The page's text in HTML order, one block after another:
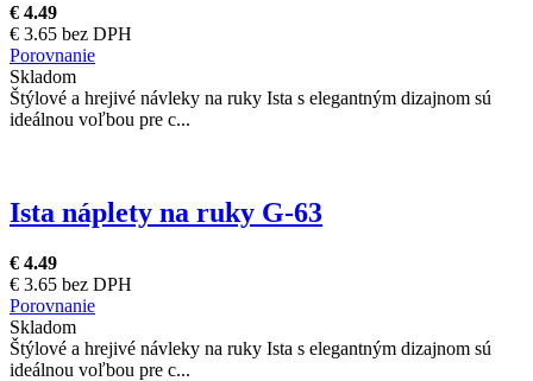
€ 4.49
€ 3.65 bez DPH
Porovnanie
Skladom
Štýlové a hrejivé návleky na ruky Ista s elegantným dizajnom sú
ideálnou voľbou pre c...
Ista náplety na ruky G-63
€ 4.49
€ 3.65 bez DPH
Porovnanie
Skladom
Štýlové a hrejivé návleky na ruky Ista s elegantným dizajnom sú
ideálnou voľbou pre c...